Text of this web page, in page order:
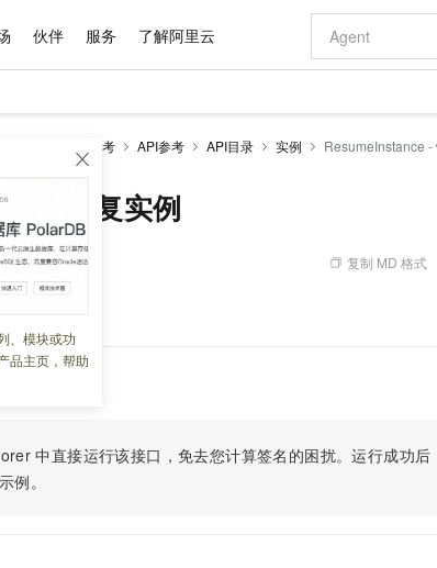
伙伴 服务 了解阿里云
、模块或功
品主页，帮助
开发参考 API参考 API目录 实例 ResumeInstance -
- 恢复实例
复制 MD 格式
中直接运行该接口，免去您计算签名的困扰。运行成功
例。
大模型
Kimi 最新旗舰模型，长程编程与推理利器
务
库
域名与网站
提供智能易用的域名与建站服务
对象存储 OSS
一站式AI开发、训练和推理服务
Qoder CN
云原生的云上边界网络安全防护产品 提供一站式管
多领域专家智能体,一键组建 AI 虚拟交付团队
睿译宝，AI翻译排版一步到位
上传文档即自动完成翻译和格式还原
GLM-5.2：长任务时代开源旗舰模型
自主进化，持久记忆，越用越聪明
Claude Code + GStack 打造工程团队
轻松解锁专属
先购
代金券
云上创新
AI 特惠
智启 AI 普惠权益
至高享 1亿+免费 tokens，加速 Al 应用落地
阿里云 OPC 创新助力计划
至高百万元 Token 补贴，加速一人公司成长
Qwen3.8-Max 首发尝鲜，限时加量 10 倍，夜间低至2折
千问办公，限时限量积分加倍
送.CN域名，送备案服务码
AI 场景体
从图文生成到
AI助力短剧漫
价格计算器
自助选配和估算价格
价格优势
推动算力普惠，释放技术红利
配置报价
数据与 API
数据集
手机三要素
身份实名认证
短信
OCR 文字识别
发票查验
快递物流查询
基础软件
WordPress
成为产品伙伴
产品生态集成认证中心
产品生态伙伴
产品生态伙伴工作台
产品伙伴
成为服务
企业增值服务
企业支持计划
专家技术服务
企业增值服务台
服务实践
阿里云认证
最佳实践
云上春晚
云上奥运之旅
云栖战略参考
云上的中国
金融模力时刻
市场活动
高校合作